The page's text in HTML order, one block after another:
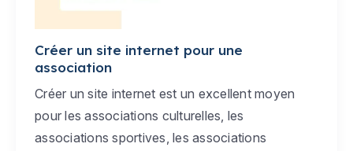
Créer un site internet pour une
association
Créer un site internet est un excellent moyen
pour les associations culturelles, les
associations sportives, les associations